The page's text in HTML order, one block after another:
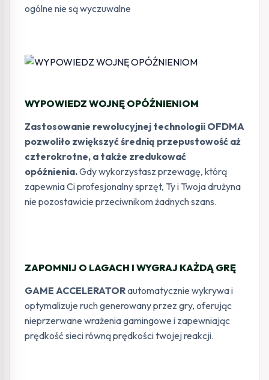
ogólne nie są wyczuwalne
WYPOWIEDZ WOJNĘ OPÓŹNIENIOM
Zastosowanie rewolucyjnej technologii OFDMA
pozwoliło zwiększyć średnią przepustowość aż
czterokrotne, a także zredukować
opóźnienia.Gdy wykorzystasz przewagę, którą
zapewnia Ci profesjonalny sprzęt, Ty i Twoja drużyna
nie pozostawicie przeciwnikom żadnych szans.
ZAPOMNIJ O LAGACH I WYGRAJ KAŻDĄ GRĘ
GAME ACCELERATORautomatycznie wykrywa i
optymalizuje ruch generowany przez gry, oferując
nieprzerwane wrażenia gamingowe i zapewniając
prędkość sieci równą prędkości twojej reakcji.